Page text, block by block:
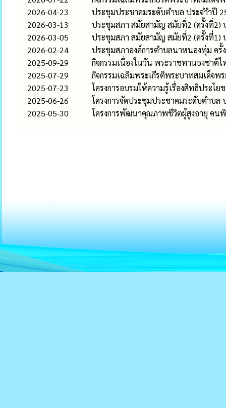
2026-04-23
ประชุมประชาคมระดับตำบล ประจำำปี
2026-03-13
ประชุมสภา สมัยสามัญ สมัยที่2 (ครั้งที่2)
2026-03-05
ประชุมสภา สมัยสามัญ สมัยที่2 (ครั้งที่1)
2026-02-24
ประชุมสภาองค์การตำบลนาหนองทุ่ม ครั้
2025-09-29
กิจกรรมเนื่องในวัน พระราชทานธงชาติ
2025-07-29
กิจกรรมเฉลิมพระเกีรติพระบาทสมเด็จพ
2025-07-23
โครงการอบรมให้ความรู้เรื่องสิทธิประโ
2025-06-26
โครงการจัดประชุมประชาคมระดับตำบ
2025-05-30
โครงการพัฒนาคุณภาพชีวิตผู้สูงอายุ คนพิ